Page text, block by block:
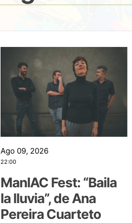
Ago 09, 2026
22:00
ManIAC Fest: “Baila
la lluvia”, de Ana
Pereira Cuarteto